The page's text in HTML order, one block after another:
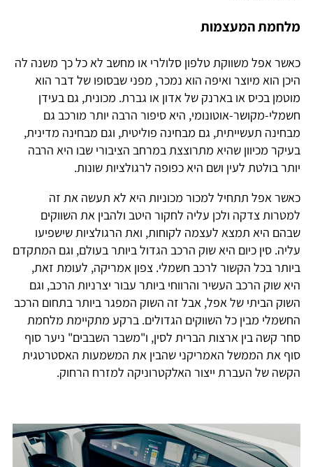
מלחמת המעצמות
כאשר אפל משווקת טלפון סלולרי או מחשב לא כל כך משנה לה
היכן הוא מיוצר ואיפה הוא נמכר, מפני שבסופו של דבר הוא
מוטמן בכיס או בארנק של אדון או גברת. מכונית, גם בעידן
חשמלי-מקושר-אוטונומי, היא סיפור הרבה יותר מורכב גם
מבחינה תעשייתית, גם מבחינה פוליטית, וגם מבחינה מדינית,
בעיקר מכיוון שהיא מתרוצצת במרחב הציבורי שבו היא הרבה
יותר בולטת לעין ושם היא כפופה לרגולציות שונות.
כאשר אפל תתחיל למכור מכוניות היא לא תעשה את זה
למטרות צדקה ולכן עליה לחקור היטב ולהבין את השווקים
שבהם היא תמצא לעצמה לקוחות, ואת הרגולציות שישפיעו
עליה. סין כיום היא שוק הרכב הגדול ביותר בעולם, וגם המתקדם
ביותר בכל הקשור לרכב חשמלי. צפון אמריקה, לעומת זאת,
היא שוק הרכב העשיר והרווחי ביותר עבור יצרניות הרכב, וגם
השוק הביתי של אפל, אבל זה השוק המפגר ביותר בתחום הרכב
החשמלי מבין כל השווקים הגדולים. ברקע מתקיימת מלחמת
סחר קשה בין ארצות הברית לסין, ו"משבר השבבים" ניער סוף
סוף את הממשל האמריקני שהבין את המשמעות האסטרטגית
הקשה של העברת ייצור האלקטרוניקה למזרח הרחוק.